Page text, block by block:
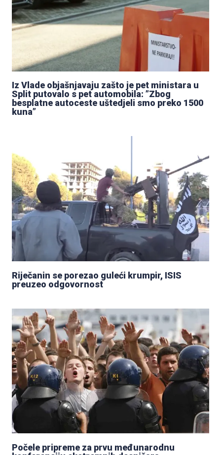
Iz Vlade objašnjavaju zašto je pet ministara u
Split putovalo s pet automobila: ”Zbog
besplatne autoceste uštedjeli smo preko 1500
kuna”
Riječanin se porezao guleći krumpir, ISIS
preuzeo odgovornost
Počele pripreme za prvu međunarodnu